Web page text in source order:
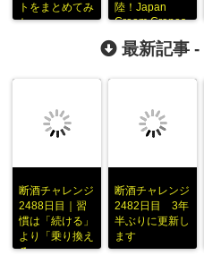
トをまとめてみ
た
陸！Japan
Cream Crapes
最新記事 -
断酒チャレンジ
2488日目｜習
慣は「続ける」
より「乗り換え
る」
断酒チャレンジ
2482日目 3年
半ぶりに更新し
ます